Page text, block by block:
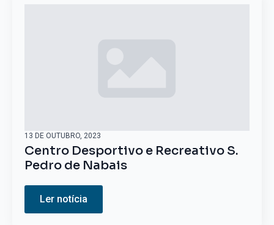
Centro Desportivo e Recreativo S.
Pedro de Nabais
13 DE OUTUBRO, 2023
Ler notícia